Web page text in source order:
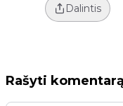
Dalintis
Rašyti komentarą